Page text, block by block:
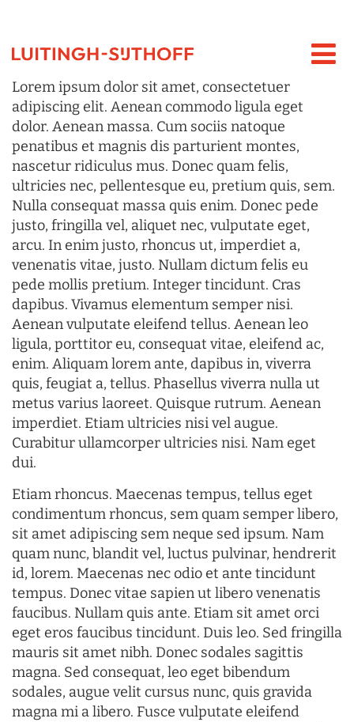
Lorem ipsum dolor sit amet, consectetuer
adipiscing elit. Aenean commodo ligula eget
dolor. Aenean massa. Cum sociis natoque
penatibus et magnis dis parturient montes,
nascetur ridiculus mus. Donec quam felis,
ultricies nec, pellentesque eu, pretium quis, sem.
Nulla consequat massa quis enim. Donec pede
justo, fringilla vel, aliquet nec, vulputate eget,
arcu. In enim justo, rhoncus ut, imperdiet a,
venenatis vitae, justo. Nullam dictum felis eu
pede mollis pretium. Integer tincidunt. Cras
dapibus. Vivamus elementum semper nisi.
Aenean vulputate eleifend tellus. Aenean leo
ligula, porttitor eu, consequat vitae, eleifend ac,
enim. Aliquam lorem ante, dapibus in, viverra
quis, feugiat a, tellus. Phasellus viverra nulla ut
metus varius laoreet. Quisque rutrum. Aenean
imperdiet. Etiam ultricies nisi vel augue.
Curabitur ullamcorper ultricies nisi. Nam eget
dui.
Etiam rhoncus. Maecenas tempus, tellus eget
condimentum rhoncus, sem quam semper libero,
sit amet adipiscing sem neque sed ipsum. Nam
quam nunc, blandit vel, luctus pulvinar, hendrerit
id, lorem. Maecenas nec odio et ante tincidunt
tempus. Donec vitae sapien ut libero venenatis
faucibus. Nullam quis ante. Etiam sit amet orci
eget eros faucibus tincidunt. Duis leo. Sed fringilla
mauris sit amet nibh. Donec sodales sagittis
magna. Sed consequat, leo eget bibendum
sodales, augue velit cursus nunc, quis gravida
magna mi a libero. Fusce vulputate eleifend